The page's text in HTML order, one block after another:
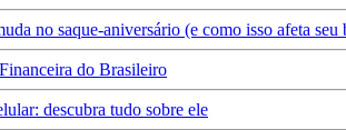
no saque-aniversário (e como isso afeta seu
do Brasileiro
descubra tudo sobre ele